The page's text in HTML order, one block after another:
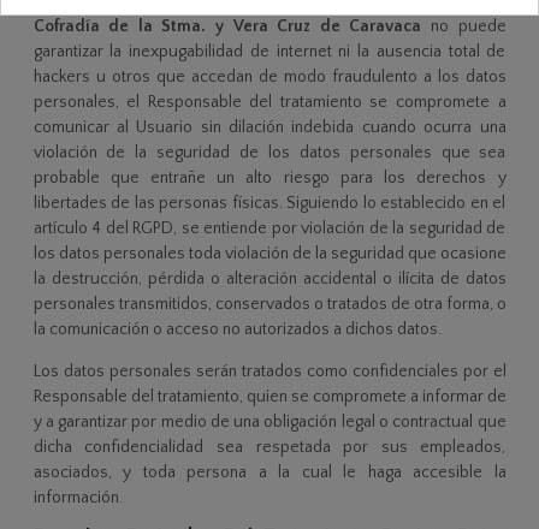
Cofradía de la Stma. y Vera Cruz de Caravaca no puede
garantizar la inexpugabilidad de internet ni la ausencia total de
hackers u otros que accedan de modo fraudulento a los datos
personales, el Responsable del tratamiento se compromete a
comunicar al Usuario sin dilación indebida cuando ocurra una
violación de la seguridad de los datos personales que sea
probable que entrañe un alto riesgo para los derechos y
libertades de las personas físicas. Siguiendo lo establecido en el
artículo 4 del RGPD, se entiende por violación de la seguridad de
los datos personales toda violación de la seguridad que ocasione
la destrucción, pérdida o alteración accidental o ilícita de datos
personales transmitidos, conservados o tratados de otra forma, o
la comunicación o acceso no autorizados a dichos datos.
Los datos personales serán tratados como confidenciales por el
Responsable del tratamiento, quien se compromete a informar de
y a garantizar por medio de una obligación legal o contractual que
dicha confidencialidad sea respetada por sus empleados,
asociados, y toda persona a la cual le haga accesible la
información.